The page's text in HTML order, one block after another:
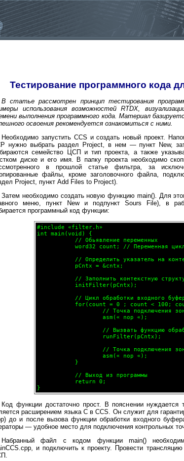
Тестирование программного кода
В статье рассмотрен принцип тестирования
использования возможностей RTDX,
выполнения программного кода. Материал
освоения рекомендуется ознакомиться с ними.
Необходимо запустить CCS и создать новый проект.
нужно выбрать раздел Project, в нем — пункт New,
семейство ЦСП и тип проекта, а также
диске и его имя. В папку проекта необходимо
в прошлой статье фильтра, за
файлы, кроме заголовочного файла,
Project, пункт Add Files to Project).
Затем необходимо создать новую функцию main(). Для
меню, пункт New и подпункт Sours File), в
программный код функции:
#include «filter.h»
int main(void) {
           // Обьявление переменных
word32 count; // Переменная
// Определить указатель на
           pCntx = &cntx;
// Заполнить контекстную
           initFilter(pCntx);
// Цикл обработки входного
for(count = 0 ; count < 100;
// Точка подключения
                   asm(« nop «);
// Вызвать функцию
                   runFilter(pCntx);
// Точка подключения
                   asm(« nop «);
           }
           // Выход из программы
           return 0;
Код функции достаточно прост. В пояснении нуждается
расширением языка C в CCS. Он служит для
до и после вызова функции обработки входного
— удобное место для подключения контрольных
Набранный файл с кодом функции main()
и подключить к проекту. Провести